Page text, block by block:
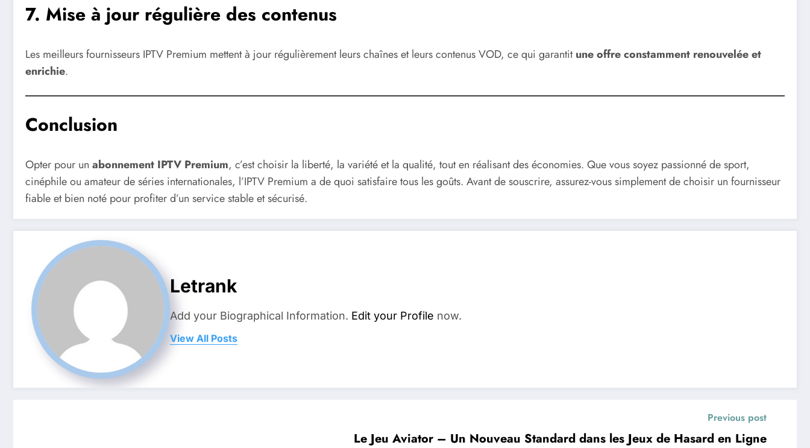
7. Mise à jour régulière des contenus
Les meilleurs fournisseurs IPTV Premium mettent à jour régulièrement leurs chaînes et leurs contenus VOD, ce qui garantitune offre constamment renouvelée et
enrichie.
Conclusion
Opter pour un abonnement IPTV Premium, c’est choisir la liberté, la variété et la qualité, tout en réalisant des économies. Que vous soyez passionné de sport,
cinéphile ou amateur de séries internationales, l’IPTV Premium a de quoi satisfaire tous les goûts. Avant de souscrire, assurez-vous simplement de choisir un fournisseur
fiable et bien noté pour profiter d’un service stable et sécurisé.
Letrank
Add your Biographical Information. Edit your Profile now.
View All Posts
Previous post
Le Jeu Aviator – Un Nouveau Standard dans les Jeux de Hasard en Ligne